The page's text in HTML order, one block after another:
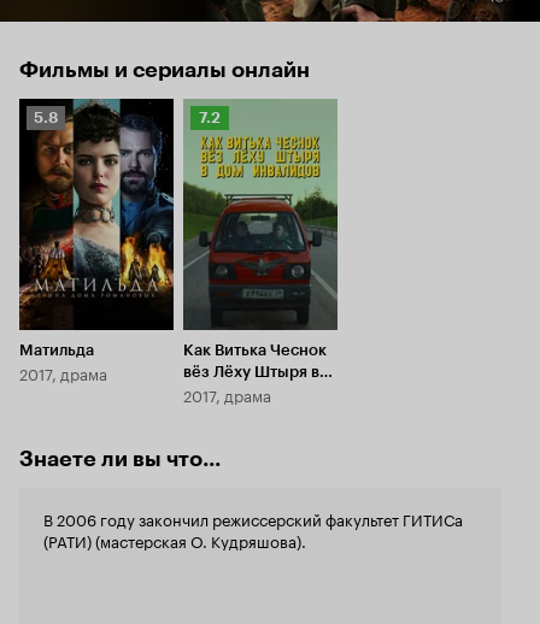
Фильмы и сериалы онлайн
Рейтинг
Кинопоиска
5.8
5.8
Матильда
2017, драма
Рейтинг
Кинопоиска
7.2
7.2
Как Витька Чеснок
вёз Лёху Штыря в
дом инвалидов
2017, драма
Знаете ли вы что...
В 2006 году закончил режиссерский факультет ГИТИСа
(РАТИ) (мастерская О. Кудряшова).